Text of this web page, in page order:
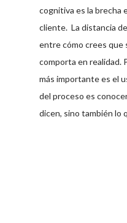
cognitiva es la brecha
cliente. La distancia
entre cómo crees que
comporta en realidad.
más importante es el
del proceso es
dicen, sino también lo